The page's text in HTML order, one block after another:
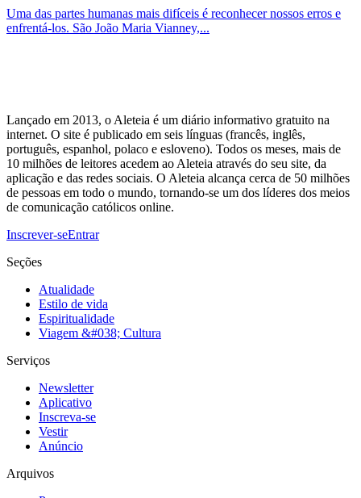
Uma das partes humanas mais difíceis é reconhecer nossos erros e
enfrentá-los. São João Maria Vianney,...
Lançado em 2013, o Aleteia é um diário informativo gratuito na
internet. O site é publicado em seis línguas (francês, inglês,
português, espanhol, polaco e esloveno). Todos os meses, mais de
10 milhões de leitores acedem ao Aleteia através do seu site, da
aplicação e das redes sociais. O Aleteia alcança cerca de 50 milhões
de pessoas em todo o mundo, tornando-se um dos líderes dos meios
de comunicação católicos online.
Inscrever-seEntrar
Seções
Atualidade
Estilo de vida
Espiritualidade
Viagem &#038; Cultura
Serviços
Newsletter
Aplicativo
Inscreva-se
Vestir
Anúncio
Arquivos